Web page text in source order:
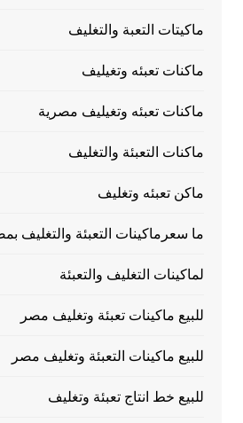
ماكيتات التعبة والتغليف
ماكنات تعبئه وتغيليف
ماكنات تعبئه وتغيليف مصرية
ماكنات التعبئة والتغليف
ماكن تعبئه وتغليف
ما سعرماكينات التعبئة والتغليف
لماكينات التغليف والتعبئة
للبيع ماكينات تعبئة وتغليف مصر
للبيع ماكينات التعبئة وتغليف مصر
للبيع خط انتاج تعبئة وتغليف